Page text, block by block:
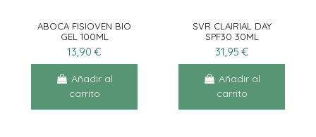
ABOCA FISIOVEN BIO
GEL 100ML
13,90 €
Añadir al
carrito
SVR CLAIRIAL DAY
SPF30 30ML
31,95 €
Añadir al
carrito